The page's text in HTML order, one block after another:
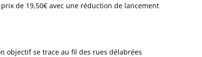
de 19,50€ avec une réduction de lancement
objectif se trace au fil des rues délabrées